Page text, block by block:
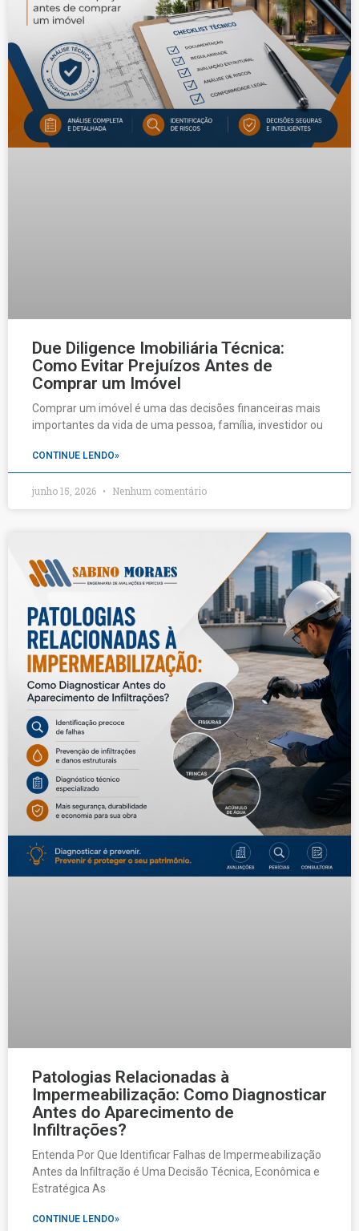
Due Diligence Imobiliária Técnica:
Como Evitar Prejuízos Antes de
Comprar um Imóvel
Comprar um imóvel é uma das decisões financeiras mais
importantes da vida de uma pessoa, família, investidor ou
CONTINUE LENDO»
junho 15, 2026 Nenhum comentário
Patologias Relacionadas à
Impermeabilização: Como Diagnosticar
Antes do Aparecimento de
Infiltrações?
Entenda Por Que Identificar Falhas de Impermeabilização
Antes da Infiltração é Uma Decisão Técnica, Econômica e
Estratégica As
CONTINUE LENDO»